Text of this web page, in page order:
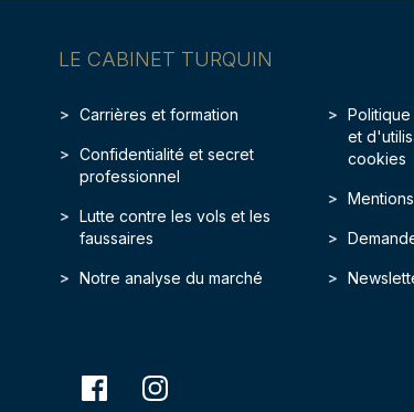
LE CABINET TURQUIN
Carrières et formation
Confidentialité et secret
professionnel
Lutte contre les vols et les
faussaires
Notre analyse du marché
et
cookies